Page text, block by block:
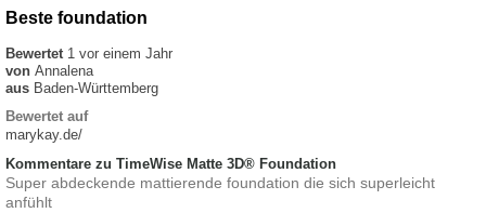
Beste foundation
Bewertet 1 vor einem Jahr
von Annalena
aus Baden-Württemberg
Bewertet auf
marykay.de/
Kommentare zu TimeWise Matte 3D® Foundation
Super abdeckende mattierende foundation die sich superleicht
anfühlt